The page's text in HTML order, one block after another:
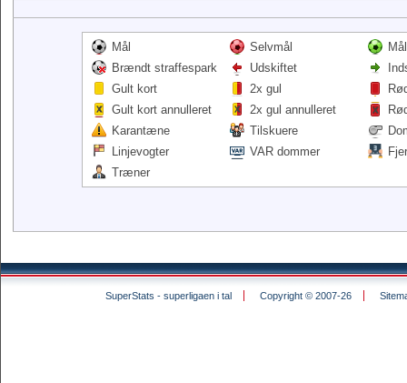
Mål Selvmål
Brændt straffespark
Udskiftet
Gult kort
2x gul
Gult kort annulleret
2x gul annulleret
Karantæne
Tilskuere
Linjevogter
VAR dommer
Træner
SuperStats - superligaen i tal Copyright © 2007-26